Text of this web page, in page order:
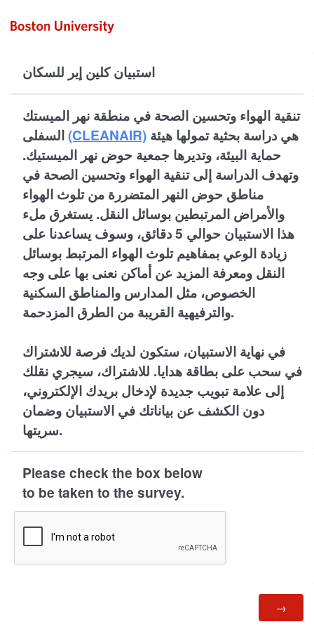
استبيان كلين إير للسكان
تنقية الهواء وتحسين الصحة في منطقة نهر الميستك
(CLEANAIR)
حماية البيئة، وتديرها جمعية حوض نهر الميستيك.
وتهدف الدراسة إلى تنقية الهواء وتحسين الصحة في
مناطق حوض النهر المتضررة من تلوث الهواء
والأمراض المرتبطين بوسائل النقل. يستغرق ملء
هذا الاستبيان حوالي 5 دقائق، وسوف يساعدنا على
زيادة الوعي بمفاهيم تلوث الهواء المرتبط بوسائل
النقل ومعرفة المزيد عن أماكن نعنى بها على وجه
الخصوص، مثل المدارس والمناطق السكنية
والترفيهية القريبة من الطرق المزدحمة.
في نهاية الاستبيان، ستكون لديك فرصة للاشتراك
في سحب على بطاقة هدايا. للاشتراك، سيجري نقلك
إلى علامة تبويب جديدة لإدخال بريدك الإلكتروني،
دون الكشف عن بياناتك في الاستبيان وضمان
سريتها.
Please check the box below
to be taken to the survey.